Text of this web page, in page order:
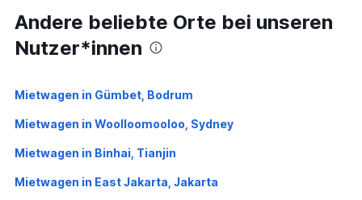
Andere beliebte Orte bei unseren
Nutzer*innen
Mietwagen in Gümbet, Bodrum
Mietwagen in Woolloomooloo, Sydney
Mietwagen in Binhai, Tianjin
Mietwagen in East Jakarta, Jakarta